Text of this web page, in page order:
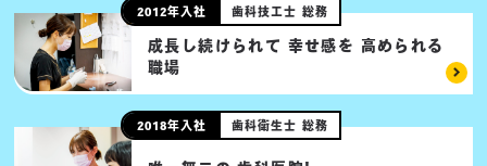
2012年入社 歯科技工士 総務
成長し続けられて 幸せ感を
高められる
職場
2018年入社 歯科衛生士 総務